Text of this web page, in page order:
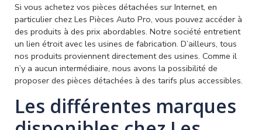
Si vous achetez vos pièces détachées sur Internet, en
particulier chez Les Pièces Auto Pro, vous pouvez accéder à
des produits à des prix abordables. Notre société entretient
un lien étroit avec les usines de fabrication. D’ailleurs, tous
nos produits proviennent directement des usines. Comme il
n’y a aucun intermédiaire, nous avons la possibilité de
proposer des pièces détachées à des tarifs plus accessibles.
Les différentes marques